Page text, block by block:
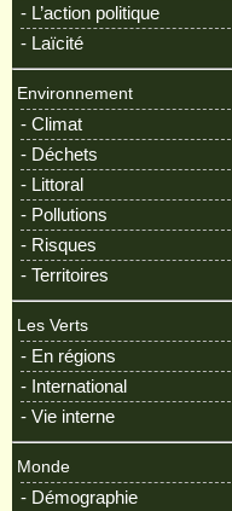
- L’action politique
- Laïcité
Environnement
- Climat
- Déchets
- Littoral
- Pollutions
- Risques
- Territoires
Les Verts
- En régions
- International
- Vie interne
Monde
- Démographie